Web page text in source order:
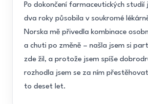
Po dokončení farmaceutických studií
dva roky působila v soukromé
Norska mě přivedla kombinace
a chuti po změně – našla jsem si
zde žil, a protože jsem spíše
rozhodla jsem se za ním
to deset let.